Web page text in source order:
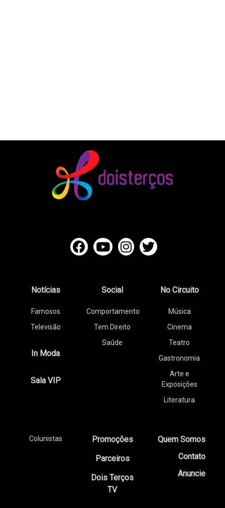
Notícias
Famosos
Televisão
In Moda
Sala VIP
Social
Comportamento
Tem Direito
Saúde
No Circuito
Música
Cinema
Teatro
Gastronomia
Arte e
Exposições
Literatura
Colunistas
Promoções
Parceiros
Dois Terços
TV
Quem Somos
Contato
Anuncie